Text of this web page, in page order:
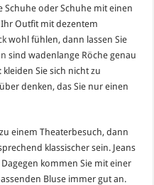
Schuhe oder Schuhe mit einen
Ihr Outfit mit dezentem
wohl fühlen, dann lassen Sie
sind wadenlange Röche genau
Sie sich nicht zu
denken, das Sie nur einen
einem Theaterbesuch, dann
klassischer sein. Jeans
kommen Sie mit einer
Bluse immer gut an.